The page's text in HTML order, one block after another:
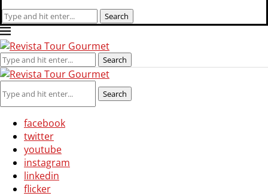
Search
facebook
twitter
youtube
instagram
linkedin
flicker